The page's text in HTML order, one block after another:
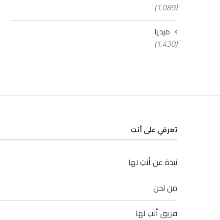
(1٬089)
ميديا
(1٬430)
تعرفي على أنتِ
نبذة عن أنتِ لها
من نحن
فريق أنتِ لها